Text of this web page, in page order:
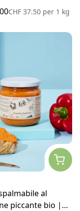
CHF 37.50 per 1 kg
al
piccante bio |